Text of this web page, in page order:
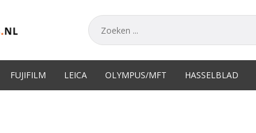
FUJIFILM LEICA OLYMPUS/MFT HASSELBLAD